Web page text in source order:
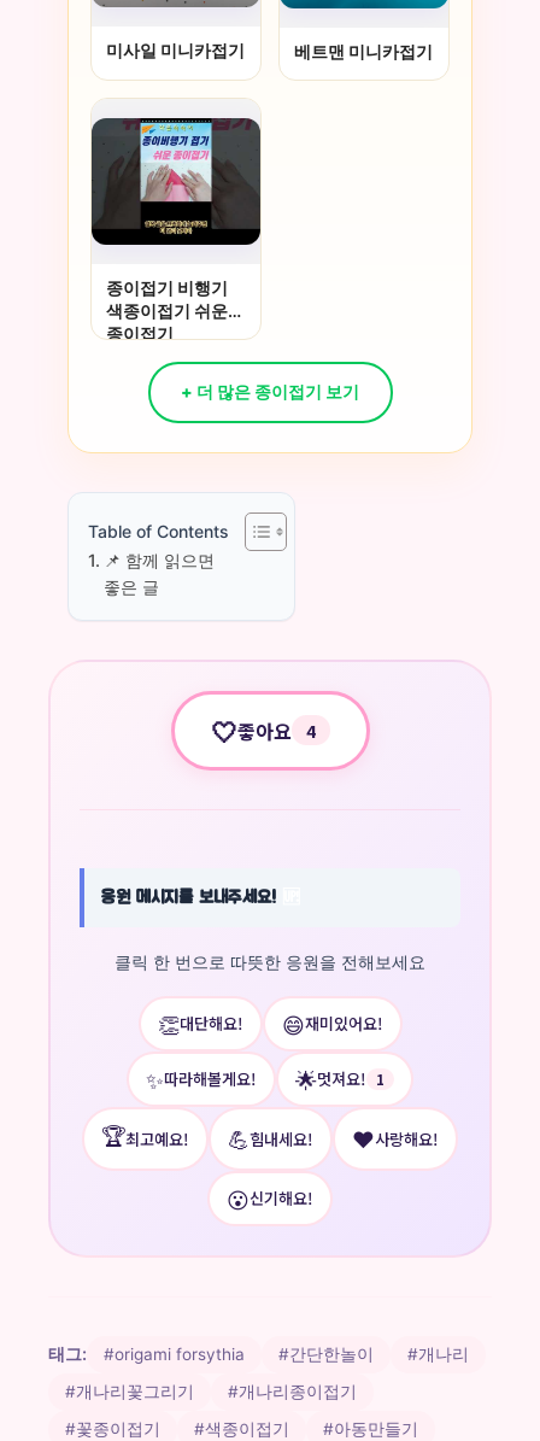
미사일 미니카접기 베트맨 미니카접기
종이접기 비행기
색종이접기 쉬운
종이접기
+ 더 많은 종이접기 보기
Table of Contents
📌 함께 읽으면
좋은 글
🤍좋아요 4
응원 메시지를 보내주세요!
클릭 한 번으로 따뜻한 응원을 전해보세요
👏대단해요! 😄재미있어요!
✨따라해볼게요! 🌟멋져요! 1
🏆최고예요! 💪힘내세요! ❤️사랑해요!
😮신기해요!
태그: #origami forsythia #간단한놀이
#개나리
#개나리꽃그리기
#개나리종이접기
#꽃종이접기
#색종이접기
#아동만들기